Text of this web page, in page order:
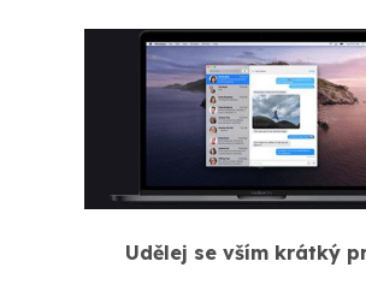
Udělej se vším krátký